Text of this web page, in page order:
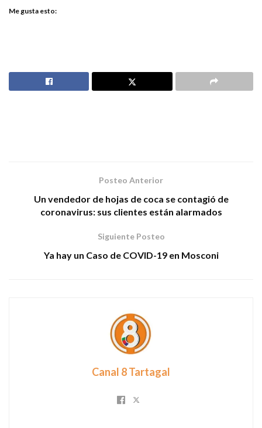
Me gusta esto:
Posteo Anterior
Un vendedor de hojas de coca se contagió de
coronavirus: sus clientes están alarmados
Siguiente Posteo
Ya hay un Caso de COVID-19 en Mosconi
Canal 8 Tartagal